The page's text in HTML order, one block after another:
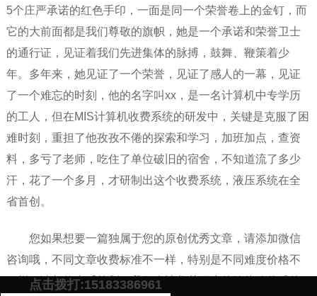
5个庄严承诺的红色手印，一面是同一个荣誉卷上的金钉，而
它的大前面都是我们尊敬的旗帜，她是一个承诺和荣誉卫士
的通行证，见证着我们先进集体的脉搏，鼓舞、鞭策着少
年。多年来，她见证了一个荣誉，见证了感人的一幕，见证
了一个难忘的时刻，他的名字叫xx，是一名计算机中专学历
的工人，但在MIS计算机收费系统的研发中，关键是克服了困
难时刻，重担了他孜孜不倦的探索和学习，加班加点，查资
料，多亏了老师，吃住了单位破旧的宿舍，不知道流了多少
汗，花了一个多月，才研制出这个收费系统，液压系统在全
省首创。
您如果想要一篇独属于您的原创优秀文章，请添加微信
咨询哦，不同文章收费标准不一样，特别是不同难度价格不
一样，请相信肖乐策划，我们会让您花更少的钱体验优质的
点击拨打:15183386961